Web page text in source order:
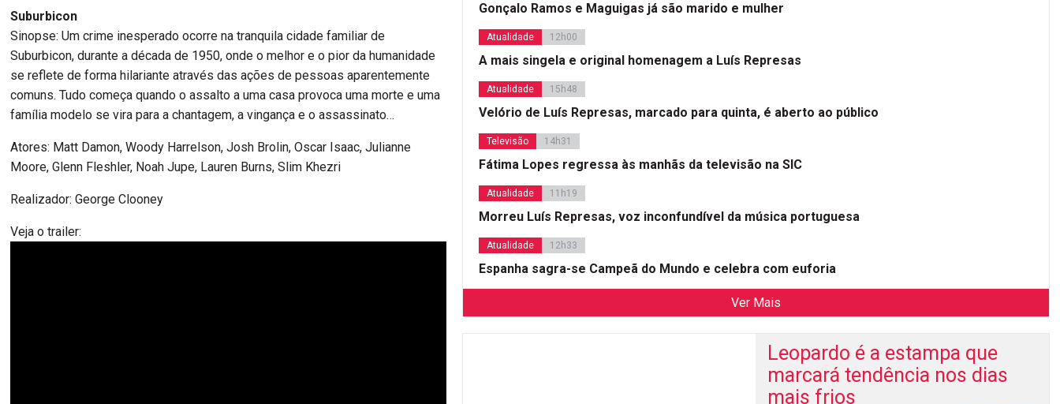
Suburbicon
Sinopse: Um crime inesperado ocorre na tranquila cidade familiar de
Suburbicon, durante a década de 1950, onde o melhor e o pior da humanidade
se reflete de forma hilariante através das ações de pessoas aparentemente
comuns. Tudo começa quando o assalto a uma casa provoca uma morte e uma
família modelo se vira para a chantagem, a vingança e o assassinato…
Atores: Matt Damon, Woody Harrelson, Josh Brolin, Oscar Isaac, Julianne
Moore, Glenn Fleshler, Noah Jupe, Lauren Burns, Slim Khezri
Realizador: George Clooney
Veja o trailer:
Gonçalo Ramos e Maguigas já são marido e mulher
Atualidade 12h00
A mais singela e original homenagem a Luís Represas
Atualidade 15h48
Velório de Luís Represas, marcado para quinta, é aberto ao público
Televisão 14h31
Fátima Lopes regressa às manhãs da televisão na SIC
Atualidade 11h19
Morreu Luís Represas, voz inconfundível da música portuguesa
Atualidade 12h33
Espanha sagra-se Campeã do Mundo e celebra com euforia
Ver Mais
Leopardo é a estampa que
marcará tendência nos dias
mais frios